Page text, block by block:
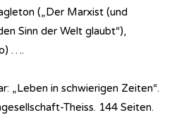
(„Der Marxist (und
Sinn der Welt glaubt“),
….
„Leben in schwierigen Zeiten“.
Theiss. 144 Seiten.